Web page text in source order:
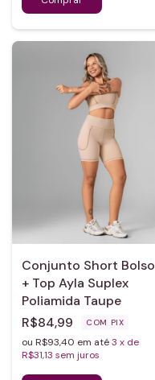
Conjunto Short Bolso
+ Top Ayla Suplex
Poliamida Taupe
R$84,99
COM PIX
ou R$93,40 em até3 x de
R$31,13 sem juros